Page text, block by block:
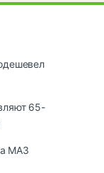
65-
МАЗ